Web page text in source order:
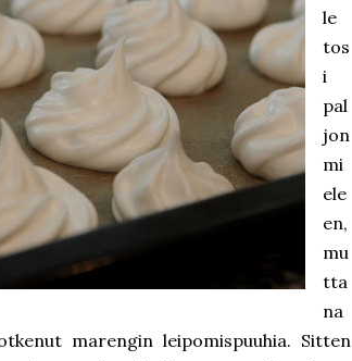
le
tos
i
pal
jon
mi
ele
en,
mu
tta
na
marengin leipomispuuhia. Sitten